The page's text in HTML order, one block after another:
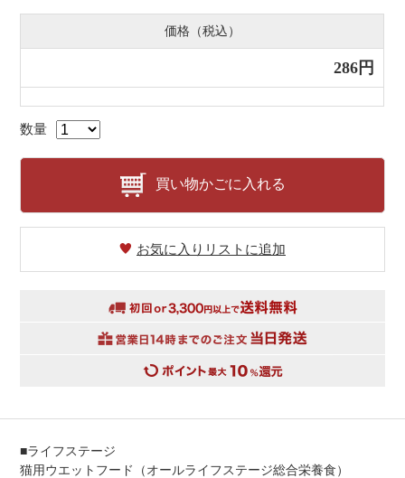
価格（税込）
286円
数量
買い物かごに入れる
お気に入りリストに追加
■ライフステージ
猫用ウエットフード（オールライフステージ総合栄養食）